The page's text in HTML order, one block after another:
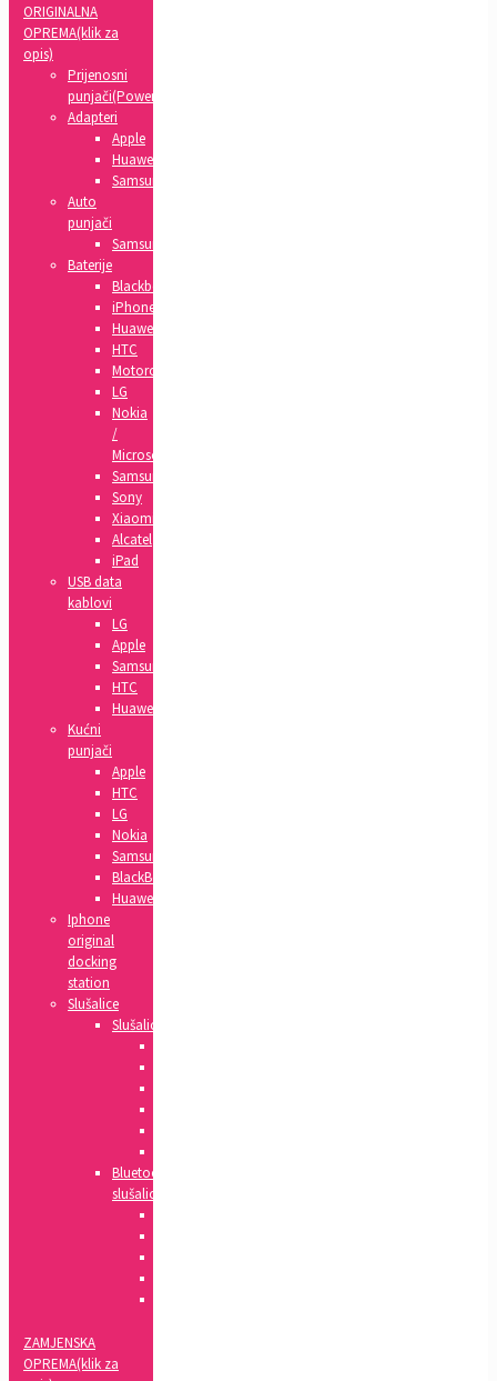
ORIGINALNA
OPREMA(klik za
opis)
Prijenosni
punjači(Powerbank)
Adapteri
Apple
Huawei
Samsung
Auto
punjači
Samsung
Baterije
Blackberry
iPhone
Huawei
HTC
Motorola
LG
Nokia
/
Microsoft
Samsung
Sony
Xiaomi
Alcatel
iPad
USB data
kablovi
LG
Apple
Samsung
HTC
Huawei
Kućni
punjači
Apple
HTC
LG
Nokia
Samsung
BlackBerry
Huawei
Iphone
original
docking
station
Slušalice
Slušalice
Bluetooth
slušalice
ZAMJENSKA
OPREMA(klik za